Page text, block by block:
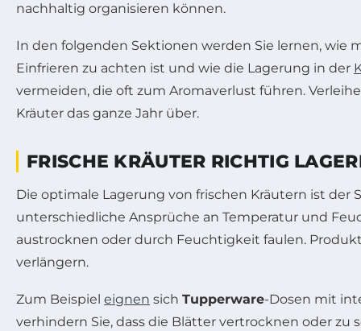
nachhaltig organisieren können.
In den folgenden Sektionen werden Sie lernen, wie
Einfrieren zu achten ist und wie die Lagerung in der
vermeiden, die oft zum Aromaverlust führen.
Kräuter das ganze Jahr über.
FRISCHE KRÄUTER RICHTIG
Die optimale Lagerung von frischen Kräutern ist der
unterschiedliche Ansprüche an Temperatur und
austrocknen oder durch Feuchtigkeit faulen.
verlängern.
Zum Beispiel eignen sich Tupperware-Dosen mit
verhindern Sie, dass die Blätter vertrocknen oder